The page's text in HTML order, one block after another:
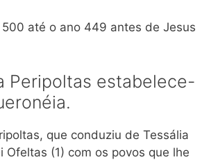
até o ano 449 antes de Jesus
Peripoltas estabelece-
que conduziu de Tessália
Ofeltas (1) com os povos que lhe